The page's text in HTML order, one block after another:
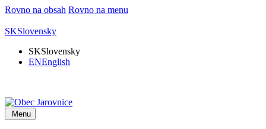
Rovno na obsah Rovno na menu
SKSlovensky
SKSlovensky
ENEnglish
Menu